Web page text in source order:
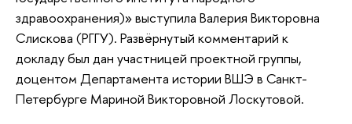
здравоохранения)» выступила Валерия Викторовна
Слискова (РГГУ). Развёрнутый комментарий к
докладу был дан участницей проектной группы,
доцентом Департамента истории ВШЭ в Санкт-
Петербурге Мариной Викторовной Лоскутовой.